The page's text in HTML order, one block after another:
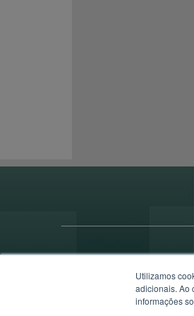
Utilizamos
adicionais. Ao
informações